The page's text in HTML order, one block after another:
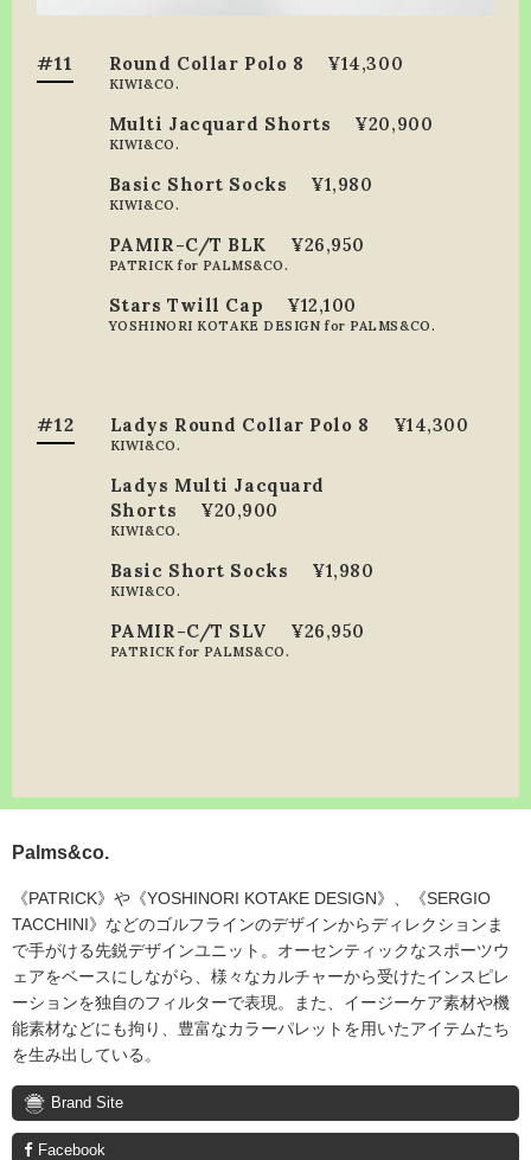
#11 Round Collar Polo 8 ¥14,300
KIWI&CO.
Multi Jacquard Shorts ¥20,900
KIWI&CO.
Basic Short Socks ¥1,980
KIWI&CO.
PAMIR-C/T BLK ¥26,950
PATRICK for PALMS&CO.
Stars Twill Cap ¥12,100
YOSHINORI KOTAKE DESIGN for PALMS&CO.
#12 Ladys Round Collar Polo 8 ¥14,300
KIWI&CO.
Ladys Multi Jacquard
Shorts
¥20,900
KIWI&CO.
Basic Short Socks ¥1,980
KIWI&CO.
PAMIR-C/T SLV ¥26,950
PATRICK for PALMS&CO.
Palms&co.
《PATRICK》や《YOSHINORI KOTAKE DESIGN》、《SERGIO
TACCHINI》などのゴルフラインのデザインからディレクションま
で手がける先鋭デザインユニット。オーセンティックなスポーツウ
ェアをベースにしながら、様々なカルチャーから受けたインスピレ
ーションを独自のフィルターで表現。また、イージーケア素材や機
能素材などにも拘り、豊富なカラーパレットを用いたアイテムたち
を生み出している。
Brand Site
Facebook